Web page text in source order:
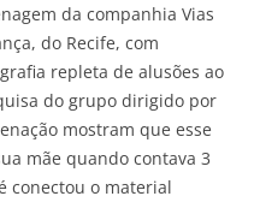
da companhia Vias
do Recife, com
repleta de alusões ao
do grupo dirigido por
mostram que esse
mãe quando contava 3
conectou o material